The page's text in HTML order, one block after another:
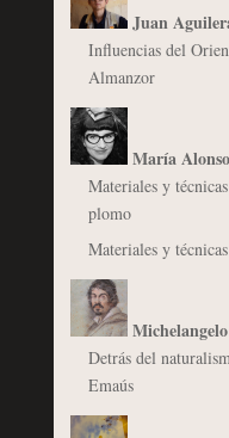
Juan
Influencias del
Almanzor
María
Materiales y
plomo
Materiales y
Detrás del
Emaús